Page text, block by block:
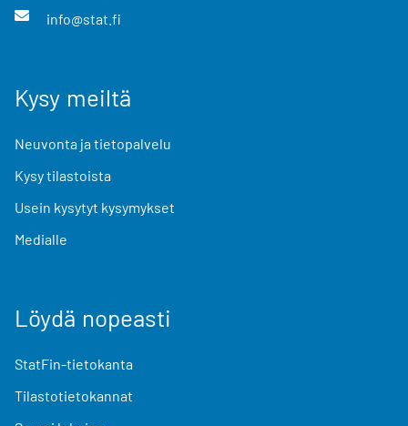
info@stat.fi
Kysy meiltä
Neuvonta ja tietopalvelu
Kysy tilastoista
Usein kysytyt kysymykset
Medialle
Löydä nopeasti
StatFin-tietokanta
Tilastotietokannat